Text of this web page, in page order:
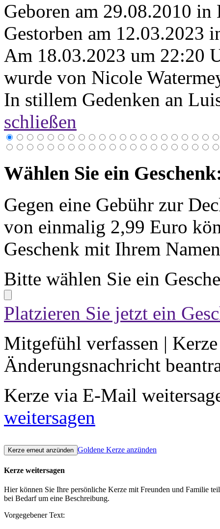
Geboren am 29.08.2010 in
Gestorben am 12.03.2023
Am 18.03.2023 um 22:20
wurde von Nicole
In stillem Gedenken an
schließen
Wählen Sie ein
Gegen eine Gebühr zur
von einmalig 2,99 Euro
Geschenk mit Ihrem
Bitte wählen Sie ein
Platzieren Sie jetzt ein
Mitgefühl verfassen |
Änderungsnachricht
Kerze via E-Mail
weitersagen
Goldene Kerze anzünden
Kerze weitersagen
Hier können Sie Ihre persönliche Kerze mit Freunden und Familie
bei Bedarf um eine Beschreibung.
Vorgegebener Text: